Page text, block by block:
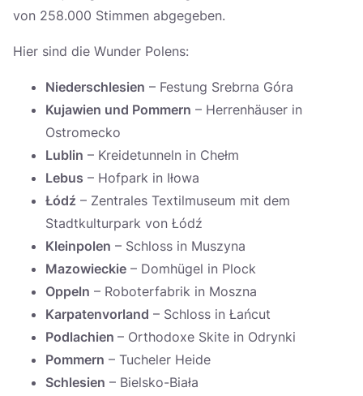
von 258.000 Stimmen abgegeben.
Hier sind die Wunder Polens:
Niederschlesien – Festung Srebrna Góra
Kujawien und Pommern – Herrenhäuser in
Ostromecko
Lublin – Kreidetunneln in Chełm
Lebus – Hofpark in Iłowa
Łódź – Zentrales Textilmuseum mit dem
Stadtkulturpark von Łódź
Kleinpolen – Schloss in Muszyna
Mazowieckie – Domhügel in Plock
Oppeln – Roboterfabrik in Moszna
Karpatenvorland – Schloss in Łańcut
Podlachien – Orthodoxe Skite in Odrynki
Pommern – Tucheler Heide
Schlesien – Bielsko-Biała